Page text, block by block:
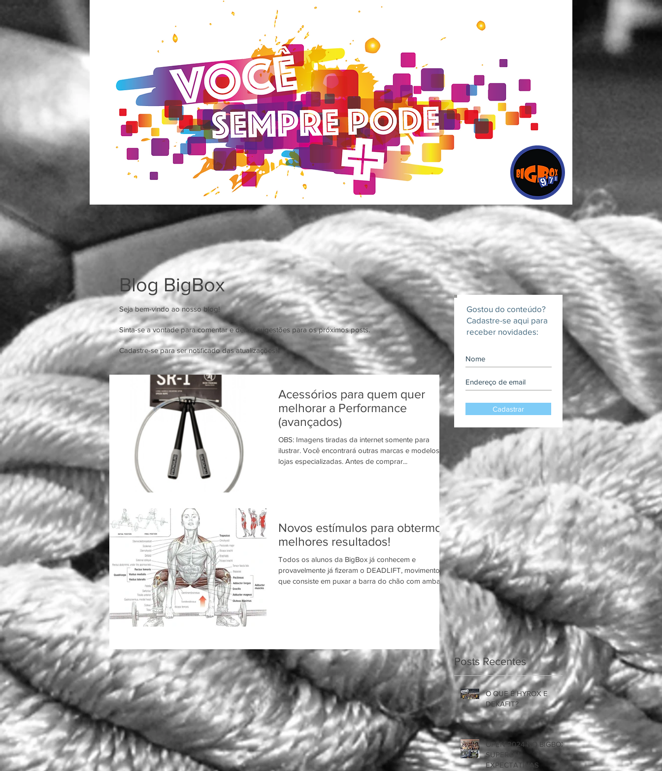
Blog BigBox
Seja bem-vindo ao nosso blog!
Sinta-se a vontade para comentar e deixar sugestões para os próximos posts.
Cadastre-se para ser notificado das atualizações!
Acessórios para quem quer
melhorar a Performance
(avançados)
OBS: Imagens tiradas da internet somente para
ilustrar. Você encontrará outras marcas e modelos em
lojas especializadas. Antes de comprar...
Novos estímulos para obtermos
melhores resultados!
Todos os alunos da BigBox já conhecem e
provavelmente já fizeram o DEADLIFT, movimento
que consiste em puxar a barra do chão com ambas
Gostou do conteúdo?
Cadastre-se aqui para
receber novidades:
Cadastrar
Posts Recentes
O QUE É HYROX E
DEKAFIT?
OPEN 2024 NO BIGBOX
SUPEROU
EXPECTATIVAS